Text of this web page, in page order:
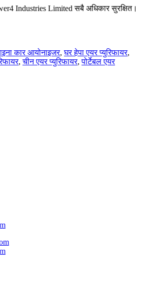
Industries Limited सबै अधिकार सुरक्षित।
कार आयोनाइजर,घर हेपा एयर प्युरिफायर,
,चीन एयर प्युरिफायर,पोर्टेबल एयर